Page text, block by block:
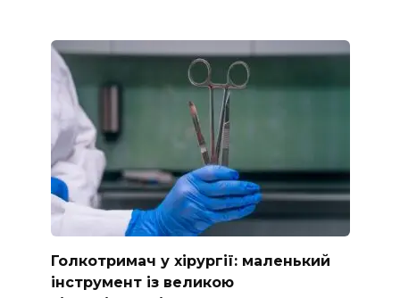
Голкотримач у хірургії: маленький
інструмент із великою